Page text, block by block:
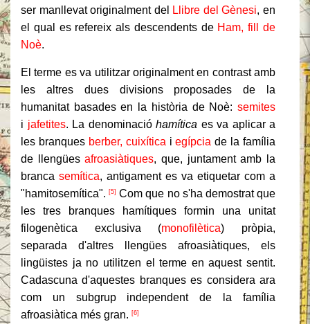
ser manllevat originalment del
Llibre del Gènesi, en
el qual es refereix als descendents de Ham, fill de
Noè.
El terme es va utilitzar originalment en contrast amb
les altres dues divisions proposades de la
humanitat basades en la història de Noè: semites
i jafetites. La denominació hamítica es va aplicar a
les branques berber, cuixítica iegípcia de la família
de llengüesafroasiàtiques, que, juntament amb la
branca semítica, antigament es va etiquetar com a
"hamitosemítica".[5] Com que no s'ha demostrat que
les tres branques hamítiques formin una unitat
filogenètica exclusiva (monofilètica) pròpia,
separada d'altres llengües afroasiàtiques, els
lingüistes ja no utilitzen el terme en aquest sentit.
Cadascuna d'aquestes branques es considera ara
com un subgrup independent de la família
afroasiàtica més gran. [6]